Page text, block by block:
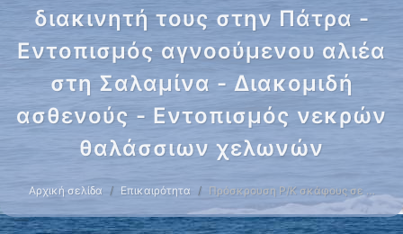
διακινητή τους στην Πάτρα -
Εντοπισμός αγνοούμενου αλιέα
στη Σαλαμίνα - Διακομιδή
ασθενούς - Εντοπισμός νεκρών
θαλάσσιων χελωνών
Αρχική σελίδα Επικαιρότητα Πρόσκρουση Ρ/Κ σκάφους σε …